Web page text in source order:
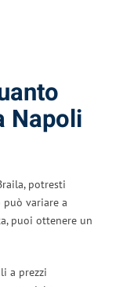
Napoli
potresti
variare a
puoi ottenere un
a prezzi